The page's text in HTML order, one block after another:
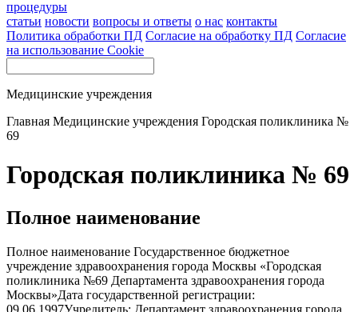
процедуры
статьи новости вопросы и ответы о нас контакты
Политика обработки ПД Согласие на обработку ПД Согласие
на использование Cookie
Медицинские учреждения
Главная Медицинские учреждения Городская поликлиника №
69
Городская поликлиника № 69
Полное наименование
Полное наименование Государственное бюджетное
учреждение здравоохранения города Москвы «Городская
поликлиника №69 Департамента здравоохранения города
Москвы»Дата государственной регистрации:
09.06.1997Учредитель: Департамент здравоохранения города